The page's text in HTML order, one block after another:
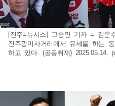
[진주=뉴시스] 고승민 기자 = 김문
진주광미사거리에서 유세를 하는
하고 있다. (공동취재) 2025.05.14.